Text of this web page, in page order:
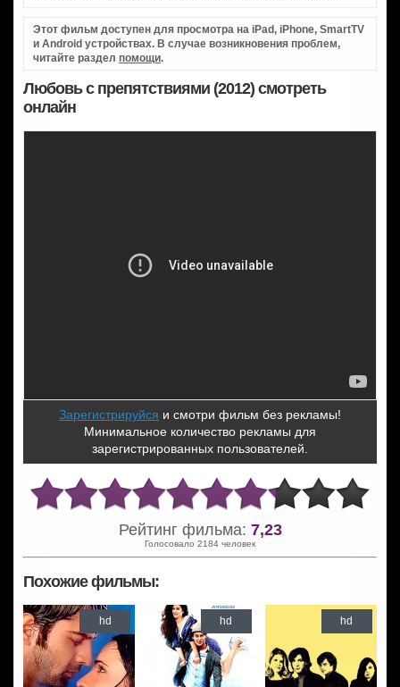
Этот фильм доступен для просмотра на iPad, iPhone, SmartTV
и Android устройствах. В случае возникновения проблем,
читайте раздел помощи.
Любовь с препятствиями (2012) смотреть
онлайн
Зарегистрируйся и смотри фильм без рекламы!
Минимальное количество рекламы для
зарегистрированных пользователей.
Рейтинг фильма: 7,23
Голосовало 2184 человек
Похожие фильмы:
hd hd hd